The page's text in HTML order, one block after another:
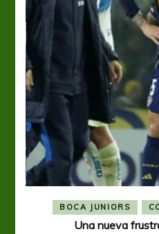
BOCA JUNIORS
Una nueva